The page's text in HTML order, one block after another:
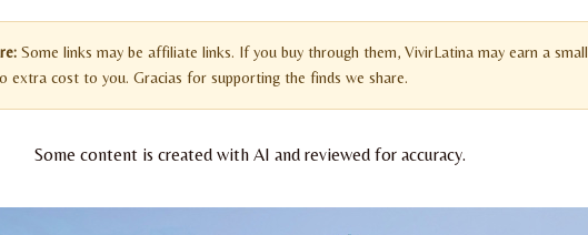
Some links may be affiliate links. If you buy through them, VivirLatina may earn a small
extra cost to you. Gracias for supporting the finds we share.
Some content is created with AI and reviewed for accuracy.